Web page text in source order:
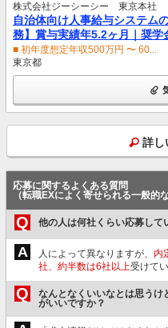
株式会社ジーシーシー 東京本社
自治体向け人事給与システム
務】賞与実績年5.2ヶ月｜奨学
■ 初年度想定年収500万円 〜 60...
東京都
詳し
応募に関するよくある質問
（転職EXによく寄せられる一般的な
Q 他の人は何社くらい応募して
A 人によって異なりますが、 内
社、約半数は6社以上受けてい
Q
なんとなくいいなとは思うけ
がいいですか？